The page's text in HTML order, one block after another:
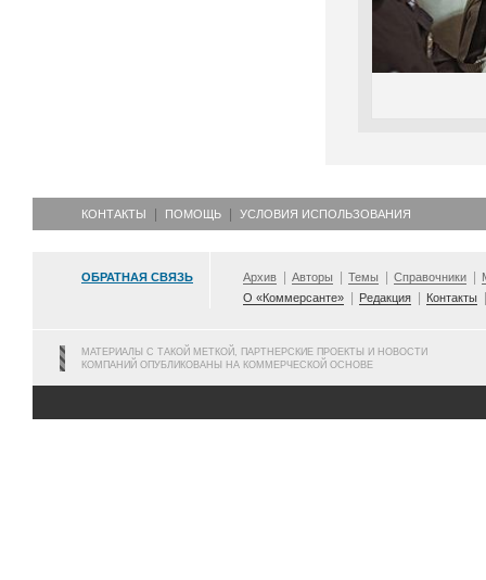
КОНТАКТЫ ПОМОЩЬ УСЛОВИЯ ИСПОЛЬЗОВАНИЯ
ОБРАТНАЯ СВЯЗЬ Архив Авторы Темы Справочники
О «Коммерсанте»
Редакция Контакты
МАТЕРИАЛЫ С ТАКОЙ МЕТКОЙ, ПАРТНЕРСКИЕ ПРОЕКТЫ И НОВОСТИ
КОМПАНИЙ ОПУБЛИКОВАНЫ НА КОММЕРЧЕСКОЙ ОСНОВЕ